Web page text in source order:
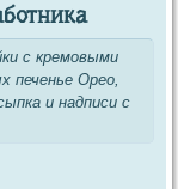
с кремовыми
печенье Орео,
и надписи с